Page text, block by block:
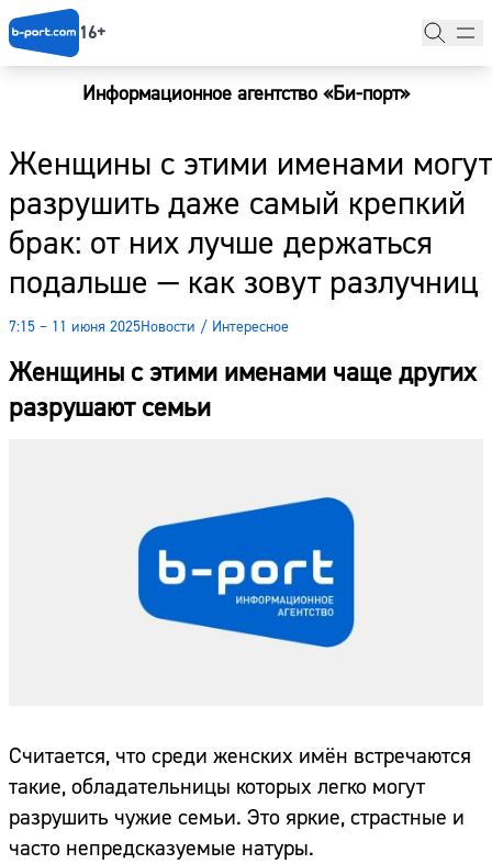
16+
Информационное агентство «Би-порт»
Женщины с этими именами могут
разрушить даже самый крепкий
брак: от них лучше держаться
подальше — как зовут разлучниц
7:15 – 11 июня 2025Новости / Интересное
Женщины с этими именами чаще других
разрушают семьи
Считается, что среди женских имён встречаются
такие, обладательницы которых легко могут
разрушить чужие семьи. Это яркие, страстные и
часто непредсказуемые натуры.
Новости
Наши гости
Фоторепортажи
Погода
Курсы валют